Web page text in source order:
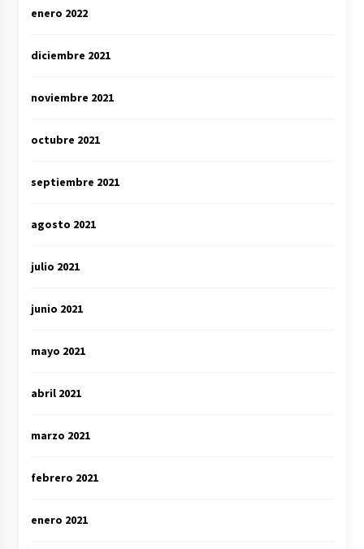
enero 2022
diciembre 2021
noviembre 2021
octubre 2021
septiembre 2021
agosto 2021
julio 2021
junio 2021
mayo 2021
abril 2021
marzo 2021
febrero 2021
enero 2021